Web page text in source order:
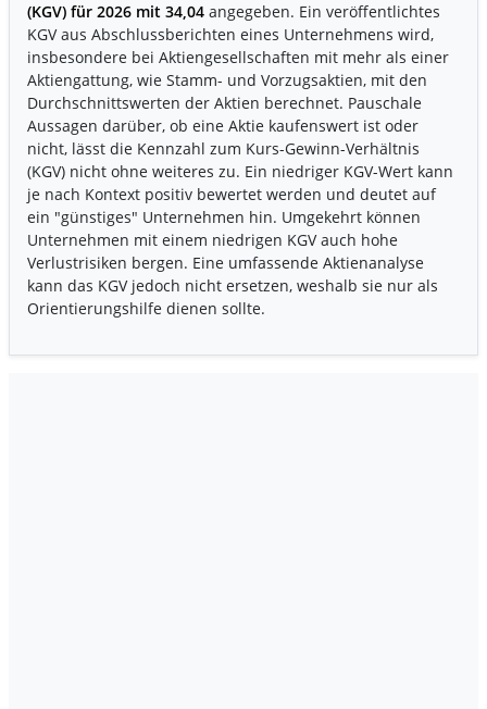
(KGV) für 2026 mit 34,04 angegeben. Ein veröffentlichtes
KGV aus Abschlussberichten eines Unternehmens wird,
insbesondere bei Aktiengesellschaften mit mehr als einer
Aktiengattung, wie Stamm- und Vorzugsaktien, mit den
Durchschnittswerten der Aktien berechnet. Pauschale
Aussagen darüber, ob eine Aktie kaufenswert ist oder
nicht, lässt die Kennzahl zum Kurs-Gewinn-Verhältnis
(KGV) nicht ohne weiteres zu. Ein niedriger KGV-Wert kann
je nach Kontext positiv bewertet werden und deutet auf
ein "günstiges" Unternehmen hin. Umgekehrt können
Unternehmen mit einem niedrigen KGV auch hohe
Verlustrisiken bergen. Eine umfassende Aktienanalyse
kann das KGV jedoch nicht ersetzen, weshalb sie nur als
Orientierungshilfe dienen sollte.